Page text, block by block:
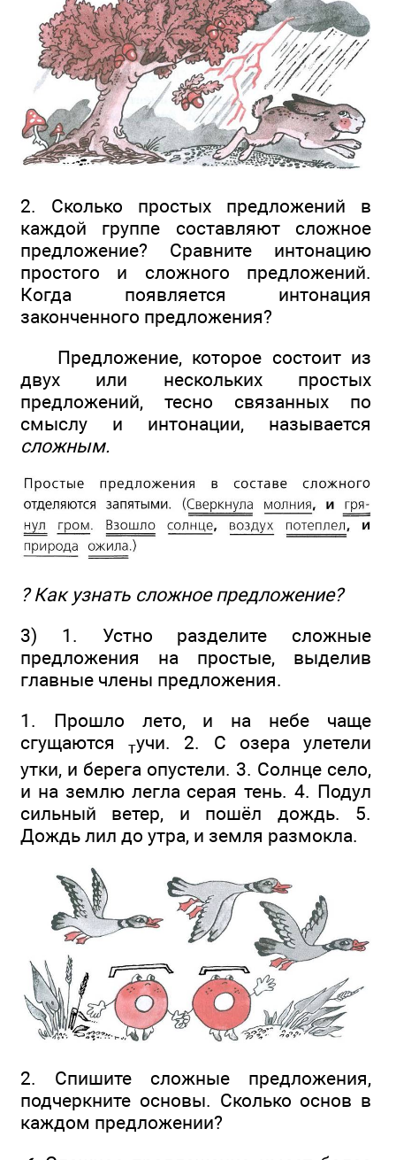
2. Сколько простых предложений в
каждой группе составляют сложное
предложение? Сравните интонацию
простого и сложного предложений.
Когда появляется интонация
законченного предложения?
Предложение, которое состоит из
двух или нескольких простых
предложений, тесно связанных по
смыслу и интонации, называется
сложным.
? Как узнать сложное предложение?
3) 1. Устно разделите сложные
предложения на простые, выделив
главные члены предложения.
1. Прошло лето, и на небе чаще
сгущаютсятучи. 2. С озера улетели
утки, и берега опустели. 3. Солнце село,
и на землю легла серая тень. 4. Подул
сильный ветер, и пошёл дождь. 5.
Дождь лил до утра, и земля размокла.
2. Спишите сложные предложения,
подчеркните основы. Сколько основ в
каждом предложении?